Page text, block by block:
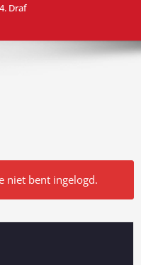
Draf
niet bent ingelogd.